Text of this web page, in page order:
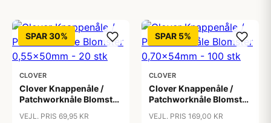
SPAR 30%
CLOVER
Clover Knappenåle /
Patchworknåle Blomster
VEJL. PRIS 69,95 KR
SPAR 5%
CLOVER
Clover Knappenåle /
Patchworknåle Blomster
VEJL. PRIS 169,00 KR